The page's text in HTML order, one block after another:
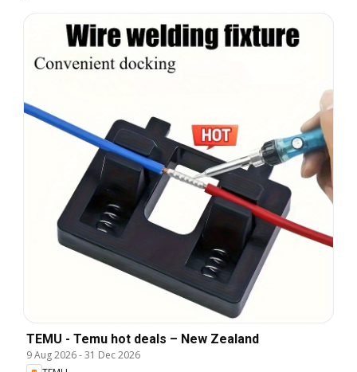
TEMU - Temu hot deals – New Zealand
9 Aug 2026-31 Dec 2026